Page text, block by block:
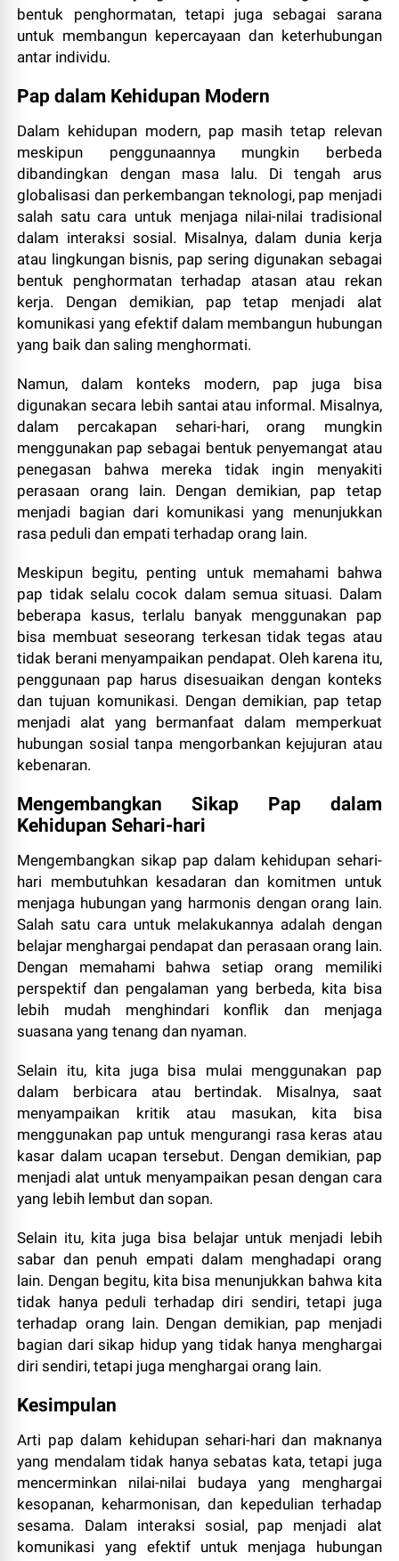
bentuk penghormatan, tetapi juga sebagai sarana
untuk membangun kepercayaan dan keterhubungan
antar individu.
Pap dalam Kehidupan Modern
Dalam kehidupan modern, pap masih tetap relevan
meskipun penggunaannya mungkin berbeda
dibandingkan dengan masa lalu. Di tengah arus
globalisasi dan perkembangan teknologi, pap menjadi
salah satu cara untuk menjaga nilai-nilai tradisional
dalam interaksi sosial. Misalnya, dalam dunia kerja
atau lingkungan bisnis, pap sering digunakan sebagai
bentuk penghormatan terhadap atasan atau rekan
kerja. Dengan demikian, pap tetap menjadi alat
komunikasi yang efektif dalam membangun hubungan
yang baik dan saling menghormati.
Namun, dalam konteks modern, pap juga bisa
digunakan secara lebih santai atau informal. Misalnya,
dalam percakapan sehari-hari, orang mungkin
menggunakan pap sebagai bentuk penyemangat atau
penegasan bahwa mereka tidak ingin menyakiti
perasaan orang lain. Dengan demikian, pap tetap
menjadi bagian dari komunikasi yang menunjukkan
rasa peduli dan empati terhadap orang lain.
Meskipun begitu, penting untuk memahami bahwa
pap tidak selalu cocok dalam semua situasi. Dalam
beberapa kasus, terlalu banyak menggunakan pap
bisa membuat seseorang terkesan tidak tegas atau
tidak berani menyampaikan pendapat. Oleh karena itu,
penggunaan pap harus disesuaikan dengan konteks
dan tujuan komunikasi. Dengan demikian, pap tetap
menjadi alat yang bermanfaat dalam memperkuat
hubungan sosial tanpa mengorbankan kejujuran atau
kebenaran.
Mengembangkan Sikap Pap dalam
Kehidupan Sehari-hari
Mengembangkan sikap pap dalam kehidupan sehari-
hari membutuhkan kesadaran dan komitmen untuk
menjaga hubungan yang harmonis dengan orang lain.
Salah satu cara untuk melakukannya adalah dengan
belajar menghargai pendapat dan perasaan orang lain.
Dengan memahami bahwa setiap orang memiliki
perspektif dan pengalaman yang berbeda, kita bisa
lebih mudah menghindari konflik dan menjaga
suasana yang tenang dan nyaman.
Selain itu, kita juga bisa mulai menggunakan pap
dalam berbicara atau bertindak. Misalnya, saat
menyampaikan kritik atau masukan, kita bisa
menggunakan pap untuk mengurangi rasa keras atau
kasar dalam ucapan tersebut. Dengan demikian, pap
menjadi alat untuk menyampaikan pesan dengan cara
yang lebih lembut dan sopan.
Selain itu, kita juga bisa belajar untuk menjadi lebih
sabar dan penuh empati dalam menghadapi orang
lain. Dengan begitu, kita bisa menunjukkan bahwa kita
tidak hanya peduli terhadap diri sendiri, tetapi juga
terhadap orang lain. Dengan demikian, pap menjadi
bagian dari sikap hidup yang tidak hanya menghargai
diri sendiri, tetapi juga menghargai orang lain.
Kesimpulan
Arti pap dalam kehidupan sehari-hari dan maknanya
yang mendalam tidak hanya sebatas kata, tetapi juga
mencerminkan nilai-nilai budaya yang menghargai
kesopanan, keharmonisan, dan kepedulian terhadap
sesama. Dalam interaksi sosial, pap menjadi alat
komunikasi yang efektif untuk menjaga hubungan